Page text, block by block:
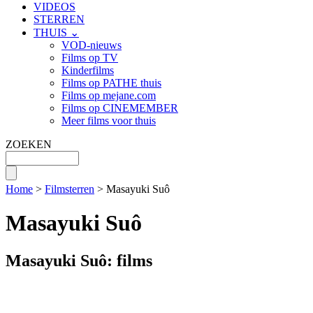
VIDEOS
STERREN
THUIS ⌄
VOD-nieuws
Films op TV
Kinderfilms
Films op PATHE thuis
Films op mejane.com
Films op CINEMEMBER
Meer films voor thuis
ZOEKEN
Home > Filmsterren > Masayuki Suô
Masayuki Suô
Masayuki Suô: films